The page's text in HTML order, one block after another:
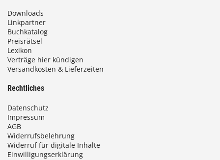
Downloads
Linkpartner
Buchkatalog
Preisrätsel
Lexikon
Verträge hier kündigen
Versandkosten & Lieferzeiten
Rechtliches
Datenschutz
Impressum
AGB
Widerrufsbelehrung
Widerruf für digitale Inhalte
Einwilligungserklärung